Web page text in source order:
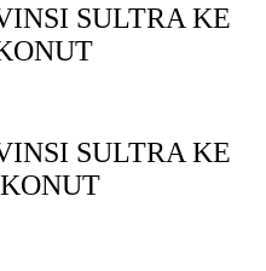
SULTRA KE
SULTRA KE